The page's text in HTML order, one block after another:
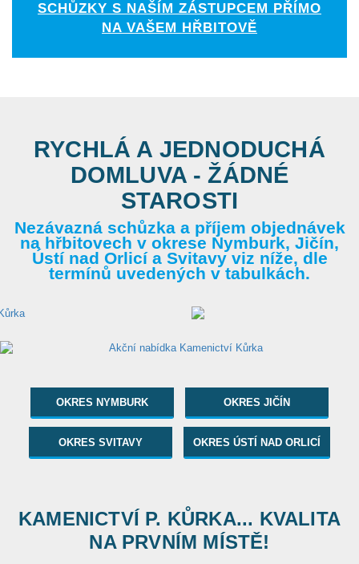
SCHŮZKY S NAŠÍM ZÁSTUPCEM PŘÍMO
NA VAŠEM HŘBITOVĚ
RYCHLÁ A JEDNODUCHÁ
DOMLUVA - ŽÁDNÉ
STAROSTI
Nezávazná schůzka a příjem objednávek
na hřbitovech v okrese Nymburk, Jičín,
Ústí nad Orlicí a Svitavy viz níže, dle
termínů uvedených v tabulkách.
OKRES NYMBURK OKRES JIČÍN
OKRES SVITAVY OKRES ÚSTÍ NAD ORLICÍ
KAMENICTVÍ P. KŮRKA... KVALITA
NA PRVNÍM MÍSTĚ!